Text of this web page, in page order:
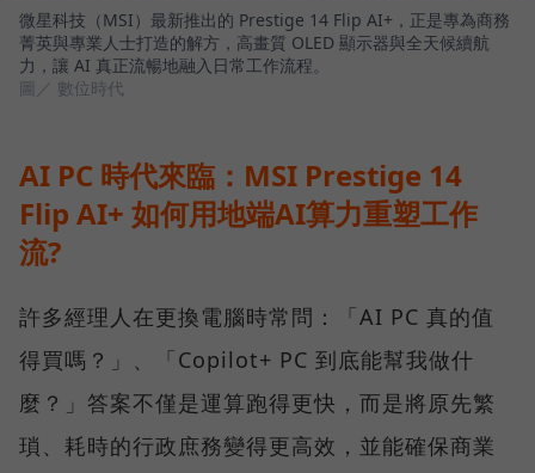
微星科技（MSI）最新推出的 Prestige 14 Flip AI+，正是專為商務
菁英與專業人士打造的解方，高畫質 OLED 顯示器與全天候續航
力，讓 AI 真正流暢地融入日常工作流程。
圖／ 數位時代
AI PC 時代來臨：MSI Prestige 14
Flip AI+ 如何用地端AI算力重塑工作
流?
許多經理人在更換電腦時常問：「AI PC 真的值
得買嗎？」、「Copilot+ PC 到底能幫我做什
麼？」答案不僅是運算跑得更快，而是將原先繁
瑣、耗時的行政庶務變得更高效，並能確保商業